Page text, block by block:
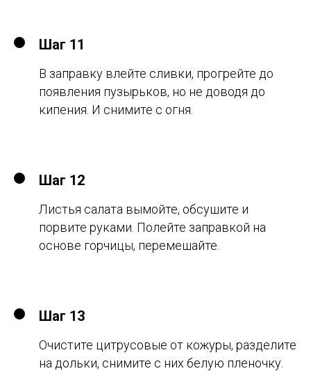
Шаг 11
В заправку влейте сливки, прогрейте до
появления пузырьков, но не доводя до
кипения. И снимите с огня.
Шаг 12
Листья салата вымойте, обсушите и
порвите руками. Полейте заправкой на
основе горчицы, перемешайте.
Шаг 13
Очистите цитрусовые от кожуры, разделите
на дольки, снимите с них белую пленочку.